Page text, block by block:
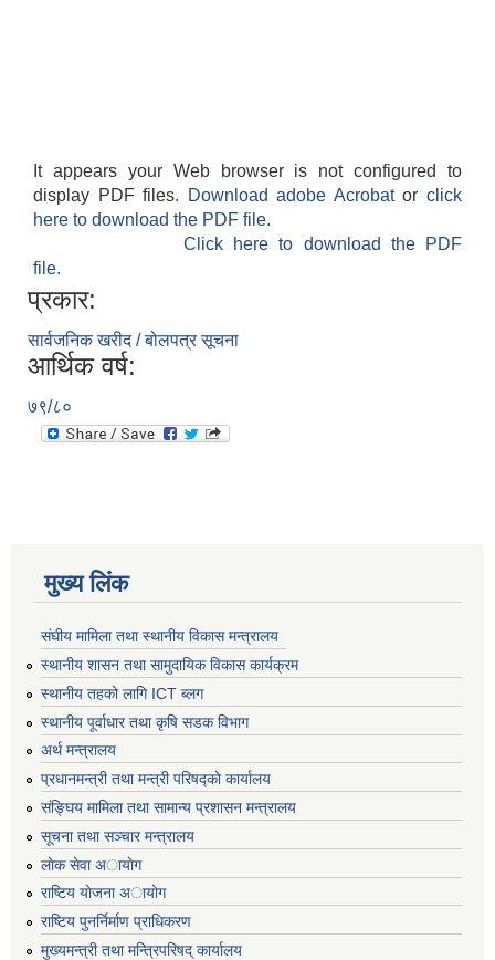
It appears your Web browser is not configured to
display PDF files.
Download adobe Acrobatorclick
here to download the PDF file.
Click here to download the PDF
file.
प्रकार:
सार्वजनिक खरीद / बोलपत्र सूचना
आर्थिक वर्ष:
७९/८०
मुख्य लिंक
संघीय मामिला तथा स्थानीय विकास मन्त्रालय
स्थानीय शासन तथा सामुदायिक विकास कार्यक्रम
स्थानीय तहको लागि ICT ब्लग
स्थानीय पूर्वाधार तथा कृषि सडक विभाग
अर्थ मन्त्रालय
प्रधानमन्त्री तथा मन्त्री परिषद्काे कार्यालय
संङ्घिय मामिला तथा सामान्य प्रशासन मन्त्रालय
सूचना तथा सञ्चार मन्त्रालय
लाेक सेवा अायाेग
राष्टिय याेजना अायाेग
राष्टिय पुनर्निर्माण प्राधिकरण
मुख्यमन्त्री तथा मन्त्रिपरिषद् कार्यालय